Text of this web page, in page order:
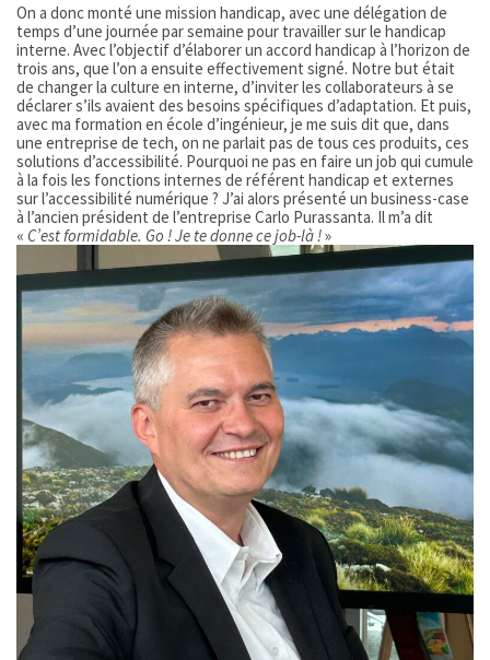
On a donc monté une mission handicap, avec une délégation de
temps d’une journée par semaine pour travailler sur le handicap
interne. Avec l’objectif d’élaborer un accord handicap à l’horizon de
trois ans, que l’on a ensuite effectivement signé. Notre but était
de changer la culture en interne, d’inviter les collaborateurs à se
déclarer s’ils avaient des besoins spécifiques d’adaptation. Et puis,
avec ma formation en école d’ingénieur, je me suis dit que, dans
une entreprise de tech, on ne parlait pas de tous ces produits, ces
solutions d’accessibilité. Pourquoi ne pas en faire un job qui cumule
à la fois les fonctions internes de référent handicap et externes
sur l’accessibilité numérique ? J’ai alors présenté un business-case
à l’ancien président de l’entreprise Carlo Purassanta. Il m’a dit
« C’est formidable. Go ! Je te donne ce job-là !»